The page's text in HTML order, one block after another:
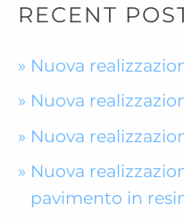
RECENT
Nuova
Nuova
Nuova
Nuova
pavimento in